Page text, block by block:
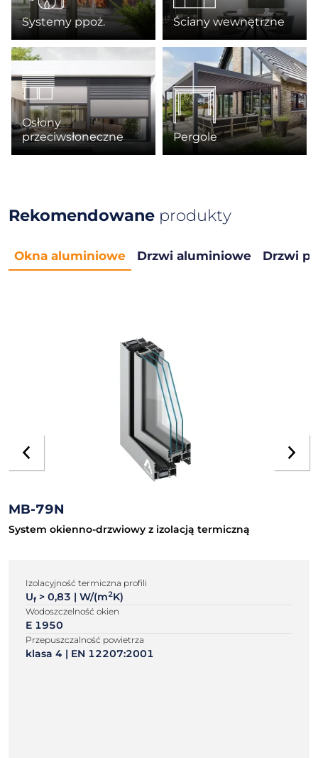
Systemy ppoż. Ściany wewnętrzne
Osłony
przeciwsłoneczne
Pergole
Rekomendowane produkty
Okna aluminiowe Drzwi aluminiowe Drzwi
MB-79N
System okienno-drzwiowy z izolacją termiczną
Izolacyjność termiczna profili
Uf > 0,83 | W/(m2K)
Wodoszczelność okien
E 1950
Przepuszczalność powietrza
klasa 4 | EN 12207:2001